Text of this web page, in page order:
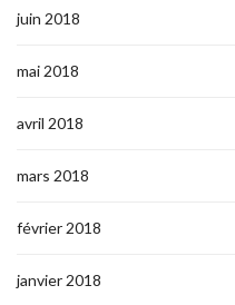
juin 2018
mai 2018
avril 2018
mars 2018
février 2018
janvier 2018